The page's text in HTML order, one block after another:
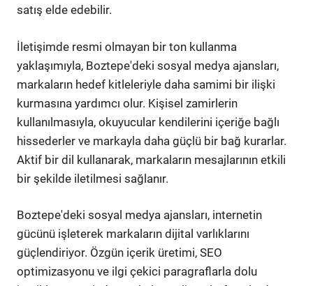
satış elde edebilir.
İletişimde resmi olmayan bir ton kullanma
yaklaşımıyla, Boztepe'deki sosyal medya ajansları,
markaların hedef kitleleriyle daha samimi bir ilişki
kurmasına yardımcı olur. Kişisel zamirlerin
kullanılmasıyla, okuyucular kendilerini içeriğe bağlı
hissederler ve markayla daha güçlü bir bağ kurarlar.
Aktif bir dil kullanarak, markaların mesajlarının etkili
bir şekilde iletilmesi sağlanır.
Boztepe'deki sosyal medya ajansları, internetin
gücünü işleterek markaların dijital varlıklarını
güçlendiriyor. Özgün içerik üretimi, SEO
optimizasyonu ve ilgi çekici paragraflarla dolu